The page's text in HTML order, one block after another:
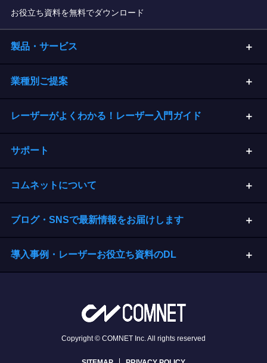
お役立ち資料を無料でダウンロード
製品・サービス
業種別ご提案
レーザーがよくわかる！レーザー入門ガイド
サポート
コムネットについて
ブログ・SNSで最新情報をお届けします
導入事例・レーザーお役立ち資料のDL
Copyright © COMNET Inc. All rights reserved